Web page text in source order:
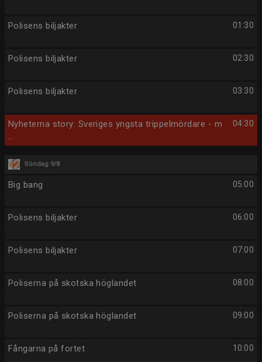
01:30
Polisens biljakter
02:30
Polisens biljakter
03:30
Polisens biljakter
04:30
Nyheterna story: Sveriges yngsta trippelmördare - m
...
Söndag 9/8
05:00
Big bang
06:00
Polisens biljakter
07:00
Polisens biljakter
08:00
Poliserna på skotska höglandet
09:00
Poliserna på skotska höglandet
10:00
Fångarna på fortet